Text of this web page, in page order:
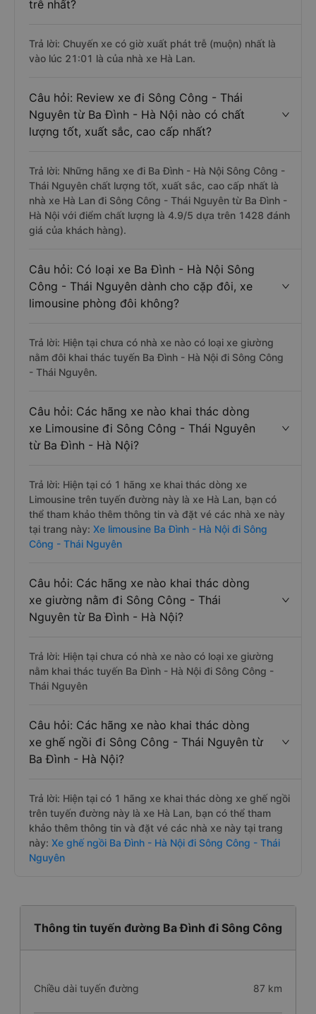
trễ nhất?
Trả lời: Chuyến xe có giờ xuất phát trễ (muộn) nhất là
vào lúc 21:01 là của nhà xe Hà Lan.
Câu hỏi: Review xe đi Sông Công - Thái
Nguyên từ Ba Đình - Hà Nội nào có chất
lượng tốt, xuất sắc, cao cấp nhất?
Trả lời: Những hãng xe đi Ba Đình - Hà Nội Sông Công -
Thái Nguyên chất lượng tốt, xuất sắc, cao cấp nhất là
nhà xe Hà Lan đi Sông Công - Thái Nguyên từ Ba Đình -
Hà Nội với điểm chất lượng là 4.9/5 dựa trên 1428 đánh
giá của khách hàng).
Câu hỏi: Có loại xe Ba Đình - Hà Nội Sông
Công - Thái Nguyên dành cho cặp đôi, xe
limousine phòng đôi không?
Trả lời: Hiện tại chưa có nhà xe nào có loại xe giường
nằm đôi khai thác tuyến Ba Đình - Hà Nội đi Sông Công
- Thái Nguyên.
Câu hỏi: Các hãng xe nào khai thác dòng
xe Limousine đi Sông Công - Thái Nguyên
từ Ba Đình - Hà Nội?
Trả lời: Hiện tại có 1 hãng xe khai thác dòng xe
Limousine trên tuyến đường này là xe Hà Lan, bạn có
thể tham khảo thêm thông tin và đặt vé các nhà xe này
tại trang này: Xe limousine Ba Đình - Hà Nội đi Sông
Công - Thái Nguyên
Câu hỏi: Các hãng xe nào khai thác dòng
xe giường nằm đi Sông Công - Thái
Nguyên từ Ba Đình - Hà Nội?
Trả lời: Hiện tại chưa có nhà xe nào có loại xe giường
nằm khai thác tuyến Ba Đình - Hà Nội đi Sông Công -
Thái Nguyên
Câu hỏi: Các hãng xe nào khai thác dòng
xe ghế ngồi đi Sông Công - Thái Nguyên từ
Ba Đình - Hà Nội?
Trả lời: Hiện tại có 1 hãng xe khai thác dòng xe ghế ngồi
trên tuyến đường này là xe Hà Lan, bạn có thể tham
khảo thêm thông tin và đặt vé các nhà xe này tại trang
này: Xe ghế ngồi Ba Đình - Hà Nội đi Sông Công - Thái
Nguyên
Thông tin tuyến đường Ba Đình đi Sông Công
Chiều dài tuyến đường 87 km